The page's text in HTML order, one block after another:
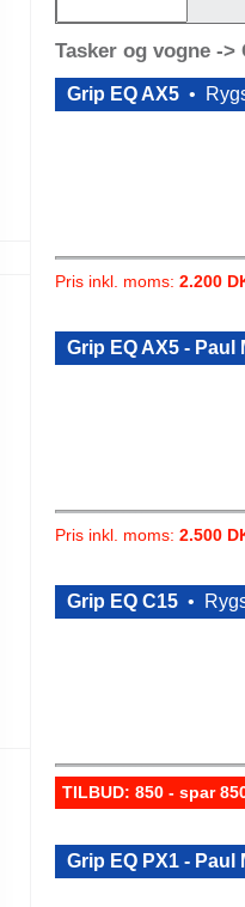
Tasker og vogne ->
Grip EQ AX5 •
Pris inkl. moms: 2.200
Grip EQ AX5 -
Pris inkl. moms: 2.500
Grip EQ C15 •
TILBUD: 850 - spar
Grip EQ PX1 - Paul